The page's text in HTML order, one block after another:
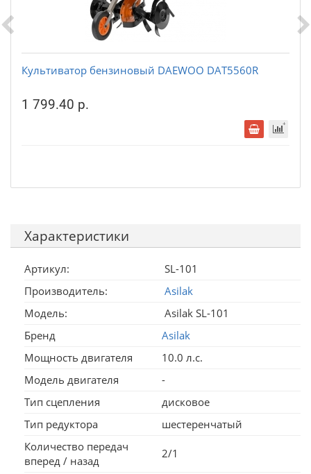
Культиватор бензиновый DAEWOO DAT5560R
1 799.40 р.
Характеристики
Артикул:
SL-101
Производитель:
Asilak
Модель:
Asilak SL-101
Бренд
Asilak
Мощность двигателя
10.0 л.с.
Модель двигателя
-
Тип сцепления
дисковое
Тип редуктора
шестеренчатый
Количество передач
вперед / назад
2/1